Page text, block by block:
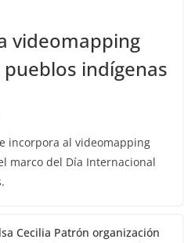
videomapping
indígenas
incorpora al videomapping
marco del Día Internacional
Cecilia Patrón organización